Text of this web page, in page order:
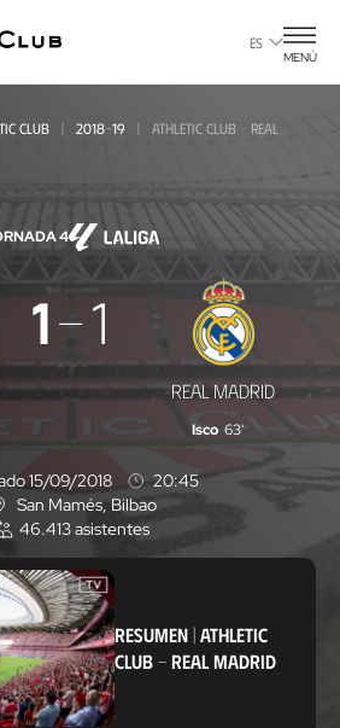
ES
MENÚ
CLUB 2018-19
ATHLETIC CLUB - REAL
4
1 1
REAL MADRID
Isco 63'
15/09/2018
20:45
U
b
i
c
a
c
i
ó
n
San Mamés, Bilbao
46.413asistentes
RESUMEN| ATHLETIC
CLUB- REAL MADRID